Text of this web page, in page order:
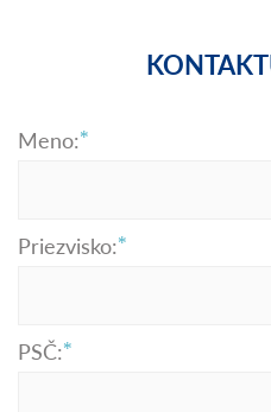
Meno:
Priezvisko:
PSČ: